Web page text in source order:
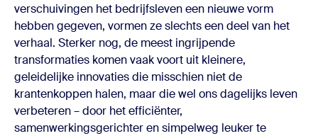
verschuivingen het bedrijfsleven een nieuwe vorm
hebben gegeven, vormen ze slechts een deel van het
verhaal. Sterker nog, de meest ingrijpende
transformaties komen vaak voort uit kleinere,
geleidelijke innovaties die misschien niet de
krantenkoppen halen, maar die wel ons dagelijks leven
verbeteren – door het efficiënter,
samenwerkingsgerichter en simpelweg leuker te